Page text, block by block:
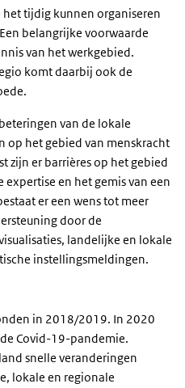
tijdig kunnen organiseren
belangrijke voorwaarde
van het werkgebied.
komt daarbij ook de
van de lokale
op het gebied van menskracht
zijn er barrières op het gebied
en het gemis van een
er een wens tot meer
door de
landelijke en lokale
instellingsmeldingen.
in 2018/2019. In 2020
Covid-19-pandemie.
snelle veranderingen
lokale en regionale